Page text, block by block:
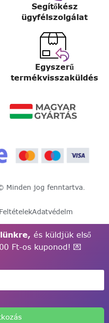
Segítőkész
ügyfélszolgálat
Egyszerű
termékvisszaküldés
Minden jog fenntartva.
Adatvédelm
és küldjük első
Ft-os kuponod! 💌